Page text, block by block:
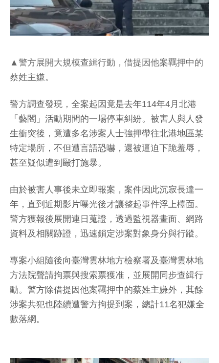
▲警方展開大規模查緝行動，借提因他案羈押中的
蔡姓主嫌。
警方調查發現，全案起因竟是去年114年4月北港
「藝閣」活動期間的一場停車糾紛。被害人與人發
生衝突後，竟遭多名涉案人士強押帶往北港地區某
特定場所，不但遭言語恐嚇，還被逼迫下跪羞辱，
甚至疑似遭到毆打施暴。
由於被害人事後未立即報案，案件因此沉寂長達一
年，直到近期影片曝光後才讓整起事件浮上檯面。
警方獲報後展開連日蒐證，透過監視器畫面、網路
資料及相關跡證，迅速鎖定涉案對象身分與行蹤。
專案小組隨後向臺灣雲林地方檢察署及臺灣雲林地
方法院聲請拘票與搜索票獲准，並展開同步查緝行
動。警方除借提因他案羈押中的蔡姓主嫌外，其餘
涉案共犯也陸續遭警方拘提到案，總計11名犯嫌全
數落網。